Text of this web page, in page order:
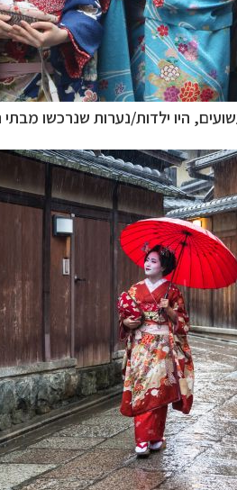
היו ילדות/נערות שנרכשו מבתי
המתאים לכם »
–לחצו למידע נוסף »
על השירות »